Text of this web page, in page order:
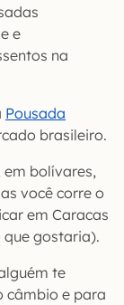
e
na
Pousada
brasileiro.
bolívares,
você corre o
em Caracas
que gostaria).
te
câmbio e para